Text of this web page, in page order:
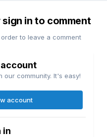
in to comment
to leave a comment
community. It's easy!
account
in